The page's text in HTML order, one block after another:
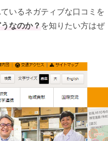
いるネガティブな口コミを
なのか？ を知りたい方はぜ